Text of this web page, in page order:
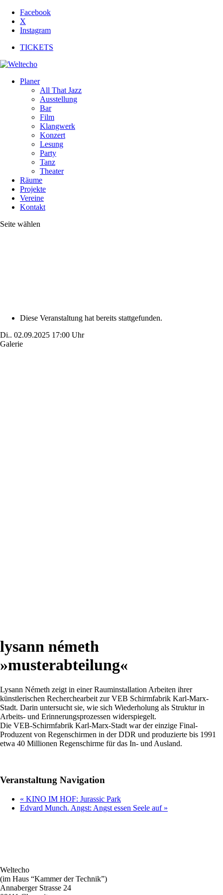
Facebook
X
Instagram
TICKETS
Planer
All That Jazz
Ausstellung
Bar
Film
Klangwerk
Konzert
Lesung
Party
Tanz
Theater
Räume
Projekte
Vereine
Kontakt
Seite wählen
Diese Veranstaltung hat bereits stattgefunden.
Di.. 02.09.2025 17:00 Uhr
Galerie
lysann németh
»musterabteilung«
Lysann Németh zeigt in einer Rauminstallation Arbeiten ihrer
künstlerischen Recherchearbeit zur VEB Schirmfabrik Karl-Marx-
Stadt. Darin untersucht sie, wie sich Wiederholung als Struktur in
Arbeits- und Erinnerungsprozessen widerspiegelt.
Die VEB-Schirmfabrik Karl-Marx-Stadt war der einzige Final-
Produzent von Regenschirmen in der DDR und produzierte bis 1991
etwa 40 Millionen Regenschirme für das In- und Ausland.
Veranstaltung Navigation
« KINO IM HOF: Jurassic Park
Edvard Munch. Angst: Angst essen Seele auf »
Weltecho
(im Haus “Kammer der Technik”)
Annaberger Strasse 24